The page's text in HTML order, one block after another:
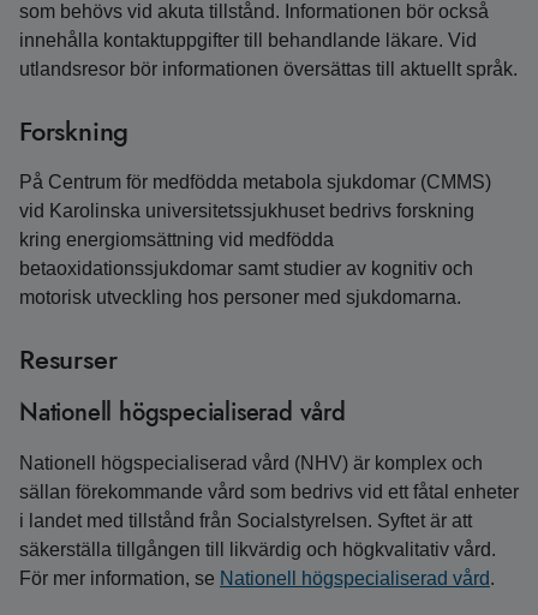
som behövs vid akuta tillstånd. Informationen bör också
innehålla kontaktuppgifter till behandlande läkare. Vid
utlandsresor bör informationen översättas till aktuellt språk.
Forskning
På Centrum för medfödda metabola sjukdomar (CMMS)
vid Karolinska universitetssjukhuset bedrivs forskning
kring energiomsättning vid medfödda
betaoxidationssjukdomar samt studier av kognitiv och
motorisk utveckling hos personer med sjukdomarna.
Resurser
Nationell högspecialiserad vård
Nationell högspecialiserad vård (NHV) är komplex och
sällan förekommande vård som bedrivs vid ett fåtal enheter
i landet med tillstånd från Socialstyrelsen. Syftet är att
säkerställa tillgången till likvärdig och högkvalitativ vård.
För mer information, se Nationell högspecialiserad vård.